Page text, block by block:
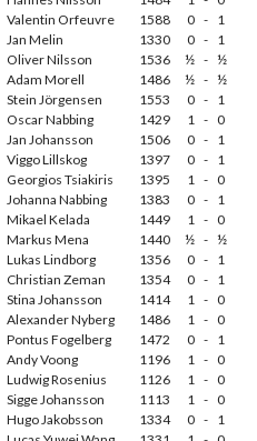
Valentin Orfeuvre 1588 0 - 1
Jan Melin 1330 0 - 1
Oliver Nilsson 1536 ½ - ½
Adam Morell 1486 ½ - ½
Stein Jörgensen 1553 0 - 1
Oscar Nabbing 1429 1 - 0
Jan Johansson 1506 0 - 1
Viggo Lillskog 1397 0 - 1
Georgios Tsiakiris 1395 1 - 0
Johanna Nabbing 1383 0 - 1
Mikael Kelada 1449 1 - 0
Markus Mena 1440 ½ - ½
Lukas Lindborg 1356 0 - 1
Christian Zeman 1354 0 - 1
Stina Johansson 1414 1 - 0
Alexander Nyberg 1486 1 - 0
Pontus Fogelberg 1472 0 - 1
Andy Voong 1196 1 - 0
Ludwig Rosenius 1126 1 - 0
Sigge Johansson 1113 1 - 0
Hugo Jakobsson 1334 0 - 1